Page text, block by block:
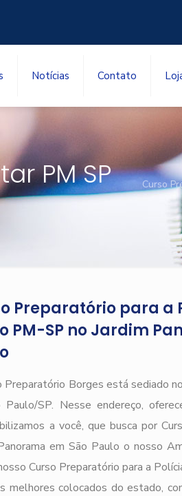
Notícias Contato
PM SP
Curso
Preparatório para a
PM-SP no Jardim
Preparatório Borges está sediado
SP. Nesse endereço,
a você, que busca por
em São Paulo o nosso
Curso Preparatório para a
melhores colocados do estado,